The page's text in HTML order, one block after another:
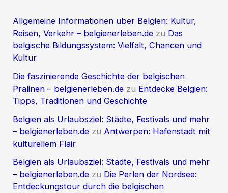
Allgemeine Informationen über Belgien: Kultur,
Reisen, Verkehr – belgienerleben.de zu Das
belgische Bildungssystem: Vielfalt, Chancen und
Kultur
Die faszinierende Geschichte der belgischen
Pralinen – belgienerleben.de zu Entdecke Belgien:
Tipps, Traditionen und Geschichte
Belgien als Urlaubsziel: Städte, Festivals und mehr
– belgienerleben.de zu Antwerpen: Hafenstadt mit
kulturellem Flair
Belgien als Urlaubsziel: Städte, Festivals und mehr
– belgienerleben.de zu Die Perlen der Nordsee:
Entdeckungstour durch die belgischen